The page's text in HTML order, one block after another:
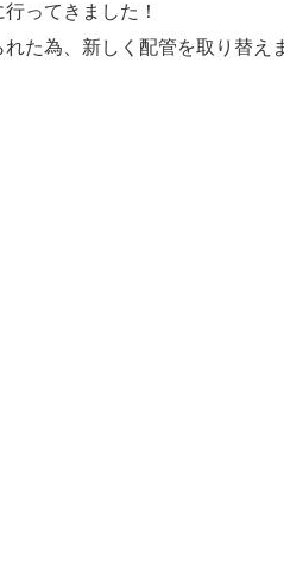
ってきました！
れた為、新しく配管を取り替え